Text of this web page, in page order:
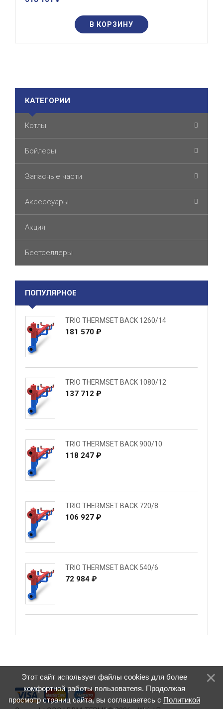
В КОРЗИНУ
КАТЕГОРИИ
Котлы
Бойлеры
Запасные части
Аксессуары
Акция
Бестселлеры
ПОПУЛЯРНОЕ
TRIO THERMSET BACK 1260/14
181 570 ₽
TRIO THERMSET BACK 1080/12
137 712 ₽
TRIO THERMSET BACK 900/10
118 247 ₽
TRIO THERMSET BACK 720/8
106 927 ₽
TRIO THERMSET BACK 540/6
72 984 ₽
Этот сайт использует файлы cookies для более
комфортной работы пользователя. Продолжая
просмотр страниц сайта, вы соглашаетесь с Политикой